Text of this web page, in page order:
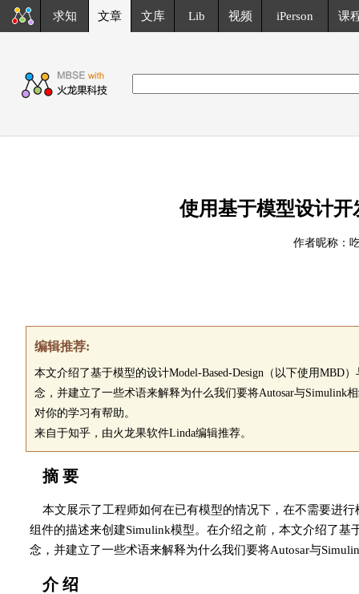
求知 文章 文库 Lib 视频 iPerson 课
使用基于模型设计
作者昵称：
编辑推荐:
本文介绍了基于模型的设计Model-Based-Design（以下使用MBD）
念，并建立了一些术语来解释为什么我们要将Autosar与Simulink
对你的学习有帮助。
来自于知乎，由火龙果软件Linda编辑推荐。
摘 要
本文展示了工程师如何在已有模型的情况下，在不需要进
组件的描述来创建Simulink模型。在介绍之前，本文介绍了基
念，并建立了一些术语来解释为什么我们要将Autosar与
介 绍